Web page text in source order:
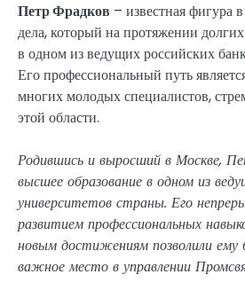
Петр Фрадков – известная фигура
дела, который на протяжении
в одном из ведущих российских
Его профессиональный путь
многих молодых специалистов,
этой области.
Родившись и выросший в Москве,
высшее образование в одном из
университетов страны. Его
развитием профессиональных
новым достижениям позволили
важное место в управлении